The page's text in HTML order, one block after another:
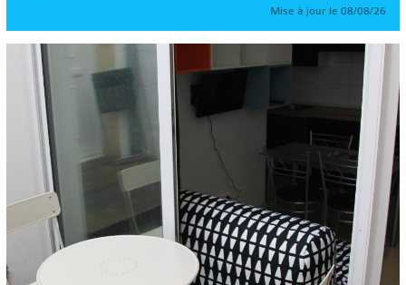
Mise à jour le 08/08/26